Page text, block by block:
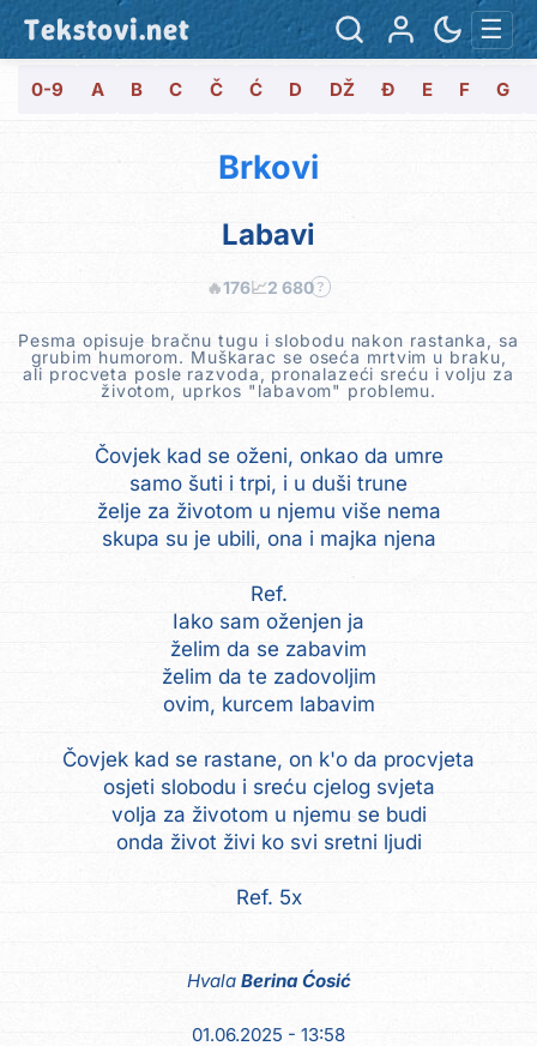
Tekstovi.net ☰
0-9 A B C Č Ć D DŽ Đ E F G
Brkovi
Labavi
🔥176📈2 680 ?
Pesma opisuje bračnu tugu i slobodu nakon rastanka, sa
grubim humorom. Muškarac se oseća mrtvim u braku,
ali procveta posle razvoda, pronalazeći sreću i volju za
životom, uprkos "labavom" problemu.
Čovjek kad se oženi, onkao da umre
samo šuti i trpi, i u duši trune
želje za životom u njemu više nema
skupa su je ubili, ona i majka njena
Ref.
Iako sam oženjen ja
želim da se zabavim
želim da te zadovoljim
ovim, kurcem labavim
Čovjek kad se rastane, on k'o da procvjeta
osjeti slobodu i sreću cjelog svjeta
volja za životom u njemu se budi
onda život živi ko svi sretni ljudi
Ref. 5x
Hvala Berina Ćosić
01.06.2025 - 13:58